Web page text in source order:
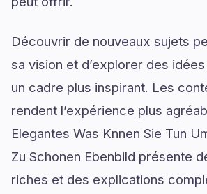
Découvrir de nouveaux sujets
sa vision et d’explorer des
un cadre plus inspirant. Les
rendent l’expérience plus
Elegantes Was Knnen Sie Tun
Zu Schonen Ebenbild présente
riches et des explications